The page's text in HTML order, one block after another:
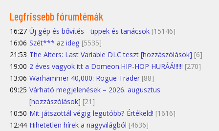
Legfrissebb fórumtémák
16:27 Új gép és bővítés - tippek és tanácsok [15146]
16:06 Szét*** az ideg [5535]
21:53 The Alters: Last Variable DLC teszt [hozzászólások] [6]
19:00 2 éves vagyok itt a Domeon.HIP-HOP HURÁÁ!!!!!! [270]
13:06 Warhammer 40,000: Rogue Trader [88]
09:25 Várható megjelenések – 2026. augusztus
[hozzászólások] [21]
10:50 Mit játszottál végig legutóbb? Értékeld! [1616]
12:44 Hihetetlen hírek a nagyvilágból [4636]